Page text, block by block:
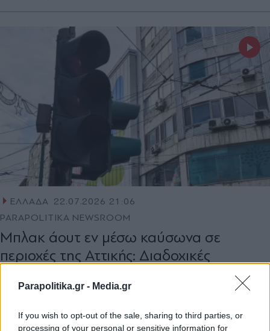
Parapolitika.gr - Media.gr
If you wish to opt-out of the sale, sharing to third parties, or
processing of your personal or sensitive information for
ΕΛΛΑΔΑ 22.07.2026 21:06
PARAPOLITIKA NEWSROOM
Μπλακ άουτ εν μέσω καύσωνα σε
περιοχές της Αττικής: Διαδοχικές
διακοπές ρεύματος σε Σαλαμίνα, Γέρακα,
Ωρωπό, Χαλκούτσι και Κάλαμο (Βίντεο)